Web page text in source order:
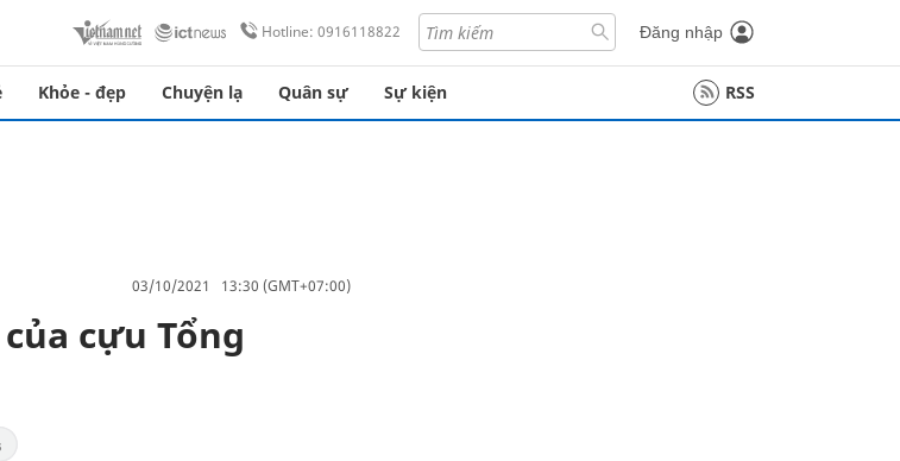
Hotline: 0916118822 Đăng nhập
Khỏe - đẹp Chuyện lạ Quân sự Sự kiện RSS
03/10/2021 13:30 (GMT+07:00)
cựu Tổng